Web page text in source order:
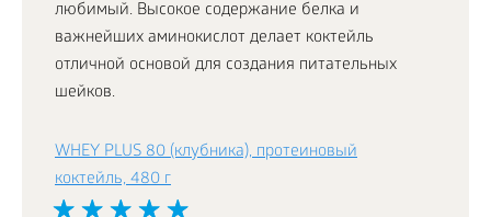
любимый. Высокое содержание белка и
важнейших аминокислот делает коктейль
отличной основой для создания питательных
шейков.
WHEY PLUS 80 (клубника), протеиновый
коктейль, 480 г